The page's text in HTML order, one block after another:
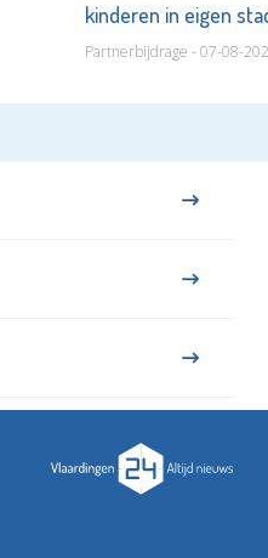
kinderen in eigen
Partnerbijdrage - 07-08-